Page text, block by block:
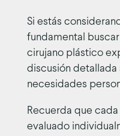
Si estás
fundamental
cirujano plástico
discusión
necesidades
Recuerda que
evaluado